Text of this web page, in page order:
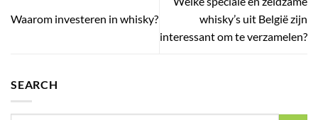
Waarom investeren in whisky?
whisky’s uit België zijn
interessant om te verzamelen?
SEARCH